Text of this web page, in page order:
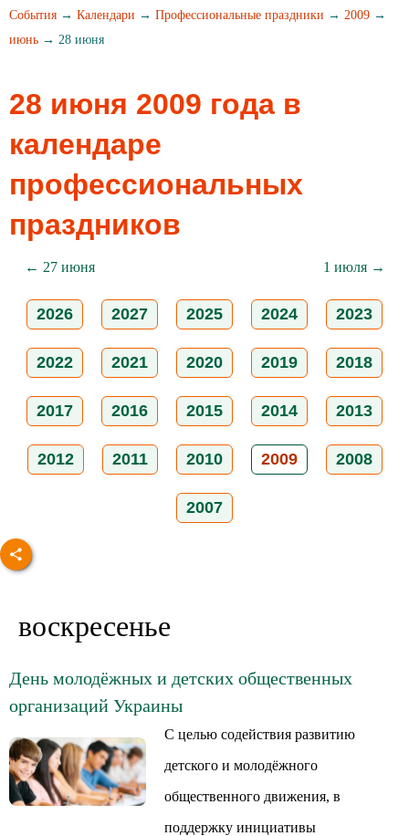
События → Календари → Профессиональные праздники → 2009 →
июнь → 28 июня
28 июня 2009 года в
календаре
профессиональных
праздников
← 27 июня 1 июля →
2026 2027 2025 2024 2023
2022 2021 2020 2019 2018
2017 2016 2015 2014 2013
2012 2011 2010 2009 2008
2007
воскресенье
День молодёжных и детских общественных
организаций Украины
С целью содействия развитию
детского и молодёжного
общественного движения, в
поддержку инициативы